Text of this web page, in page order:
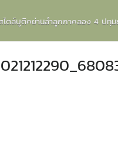
ไตล์บูติคย่านลำลูกกาคลอง 4 ปทุม